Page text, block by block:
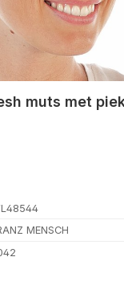
muts met
MENSCH